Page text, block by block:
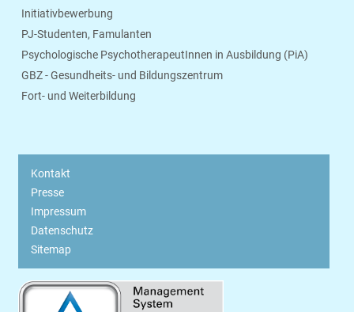
Initiativbewerbung
PJ-Studenten, Famulanten
Psychologische PsychotherapeutInnen in Ausbildung (PiA)
GBZ - Gesundheits- und Bildungszentrum
Fort- und Weiterbildung
Kontakt
Presse
Impressum
Datenschutz
Sitemap